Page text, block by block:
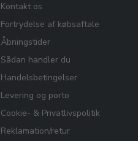
Kontakt os
Fortrydelse af købsaftale
Åbningstider
Sådan handler du
Handelsbetingelser
Levering og porto
Cookie- & Privatlivspolitik
Reklamation/retur